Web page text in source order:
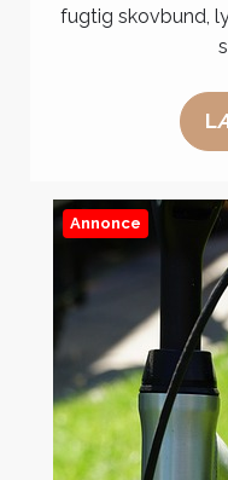
fugtig skovbund,
Annonce